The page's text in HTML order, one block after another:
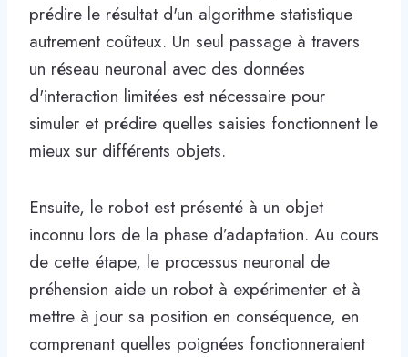
prédire le résultat d'un algorithme statistique
autrement coûteux. Un seul passage à travers
un réseau neuronal avec des données
d'interaction limitées est nécessaire pour
simuler et prédire quelles saisies fonctionnent le
mieux sur différents objets.
Ensuite, le robot est présenté à un objet
inconnu lors de la phase d’adaptation. Au cours
de cette étape, le processus neuronal de
préhension aide un robot à expérimenter et à
mettre à jour sa position en conséquence, en
comprenant quelles poignées fonctionneraient